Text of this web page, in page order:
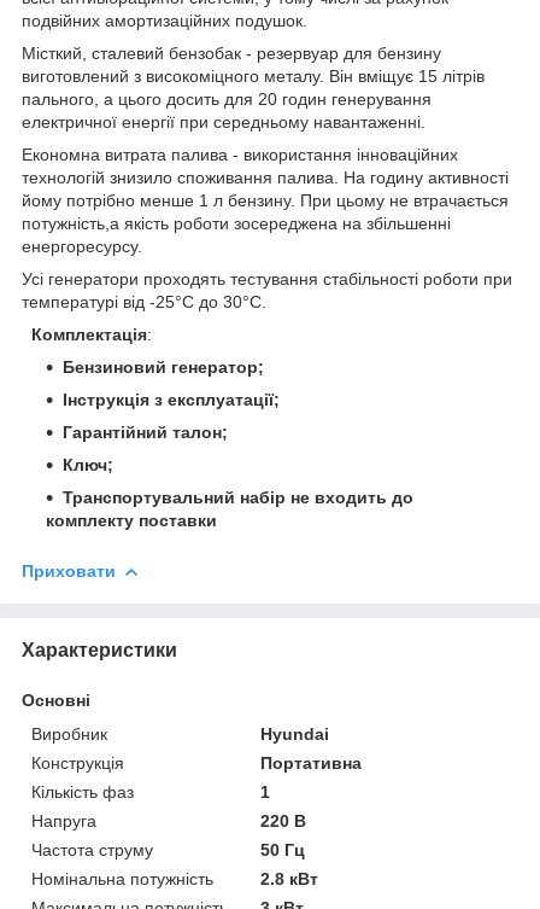
подвійних амортизаційних подушок.
Місткий, сталевий бензобак - резервуар для бензину
виготовлений з високоміцного металу. Він вміщує 15 літрів
пального, а цього досить для 20 годин генерування
електричної енергії при середньому навантаженні.
Економна витрата палива - використання інноваційних
технологій знизило споживання палива. На годину активності
йому потрібно менше 1 л бензину. При цьому не втрачається
потужність,а якість роботи зосереджена на збільшенні
енергоресурсу.
Усі генератори проходять тестування стабільності роботи при
температурі від -25°С до 30°С.
Комплектація:
Бензиновий генератор;
Інструкція з експлуатації;
Гарантійний талон;
Ключ;
Транспортувальний набір не входить до
комплекту поставки
Приховати
Характеристики
Основні
Виробник
Hyundai
Конструкція
Портативна
Кількість фаз
1
Напруга
220 В
Частота струму
50 Гц
Номінальна потужність
2.8 кВт